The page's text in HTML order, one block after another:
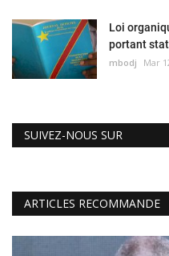
Loi
portant
mbodj Mar
SUIVEZ-NOUS SUR
ARTICLES RECOMMANDE